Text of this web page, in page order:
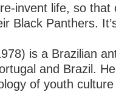
invent life, so that
Black Panthers.
is a Brazilian
and Brazil.
of youth